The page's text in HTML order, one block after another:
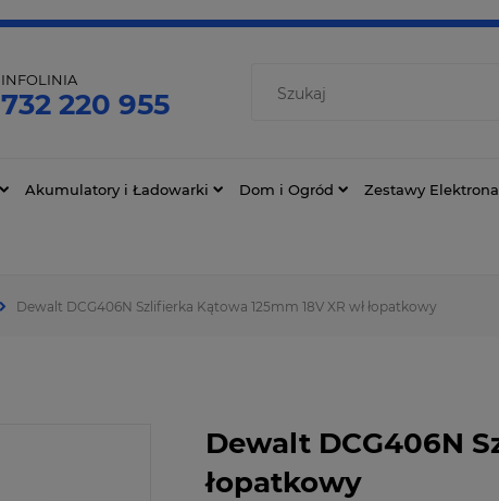
INFOLINIA
732 220 955
Akumulatory i Ładowarki Dom i Ogród Zestawy
Dewalt DCG406N Szlifierka Kątowa 125mm 18V XR wł łopatkowy
Dewalt DCG406N
łopatkowy